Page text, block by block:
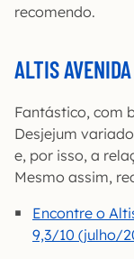
recomendo.
ALTIS
Fantástico, com
Desjejum
e, por isso, a
Mesmo assim,
Encontre o
9,3/10 (julho/